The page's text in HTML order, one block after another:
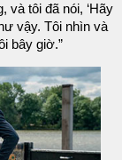
và tôi đã nói, ‘Hãy
vậy. Tôi nhìn và
bây giờ.”